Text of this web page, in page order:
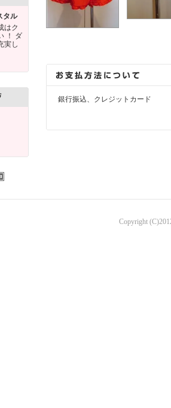
タル
はク
！ ダ
実し
銀行振込、クレジットカード
Copyright